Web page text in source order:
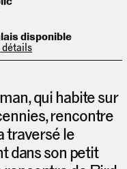
disponible
qui habite sur
rencontre
traversé le
dans son petit